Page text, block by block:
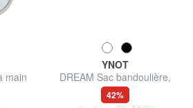
main
YNOT
DREAM Sac bandoulière,
avec bandoulière
42%